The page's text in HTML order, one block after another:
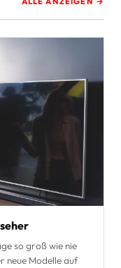
so groß wie nie
neue Modelle auf